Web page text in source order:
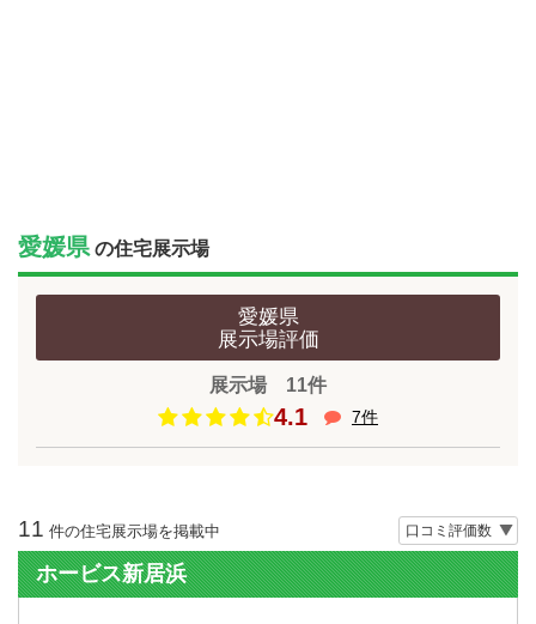
愛媛県 の住宅展示場
愛媛県
展示場評価
展示場 11件
4.1 7件
11 件の住宅展示場を掲載中
ホービス新居浜